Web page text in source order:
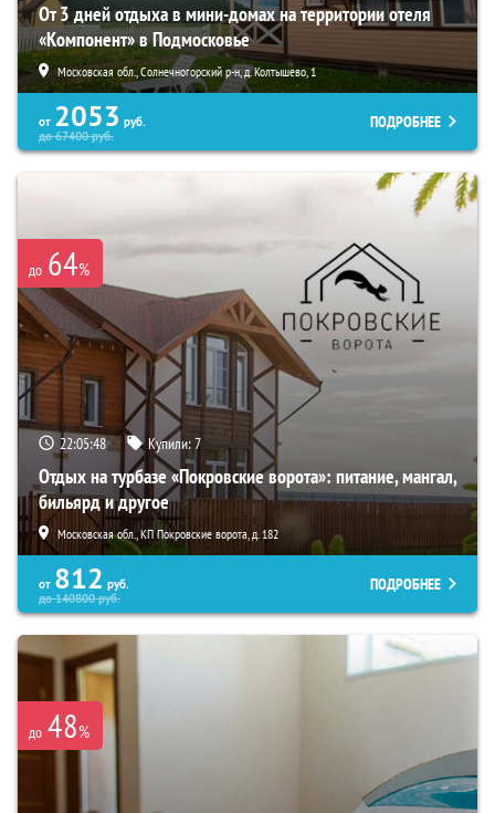
От 3 дней отдыха в мини-домах на территории отеля
«Компонент» в Подмосковье
Московская обл., Солнечногорский р-н, д. Колтышево, 1
от 2053 руб.
до67400руб.
ПОДРОБНЕЕ
до 64%
22:05:47 Купили:7
Отдых на турбазе «Покровские ворота»: питание, мангал,
бильярд и другое
Московская обл., КП Покровские ворота, д. 182
от 812 руб.
до140800руб.
ПОДРОБНЕЕ
до 48%